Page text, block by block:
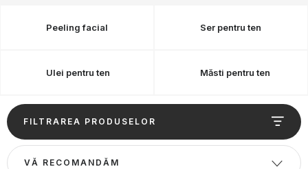
KATEGORIE
KATALOGY
Peeling facial Ser pentru ten
Ulei pentru ten Măsti pentru ten
FILTRAREA PRODUSELOR
L
i
s
S
VĂ RECOMANDĂM